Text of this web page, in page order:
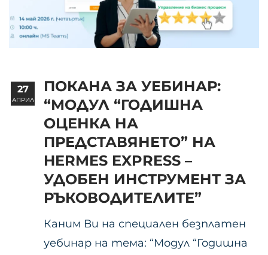
ПОКАНА ЗА УЕБИНАР:
“МОДУЛ “ГОДИШНА
ОЦЕНКА НА
ПРЕДСТАВЯНЕТО” НА
HERMES EXPRESS –
УДОБЕН ИНСТРУМЕНТ ЗА
РЪКОВОДИТЕЛИТЕ”
Каним Ви на специален безплатен
уебинар на тема: “Модул “Годишна
27
АПРИЛ